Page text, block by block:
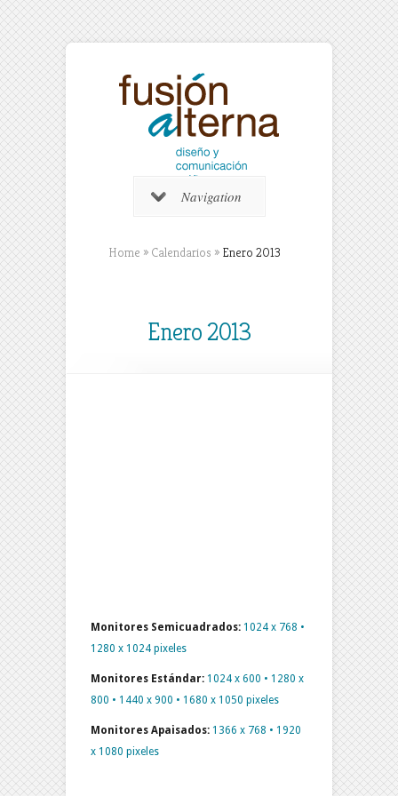
Navigation
Home » Calendarios » Enero 2013
Enero 2013
Monitores Semicuadrados: 1024 x 768 •
1280 x 1024 pixeles
Monitores Estándar: 1024 x 600 • 1280 x
800 • 1440 x 900 • 1680 x 1050 pixeles
Monitores Apaisados: 1366 x 768 • 1920
x 1080 pixeles